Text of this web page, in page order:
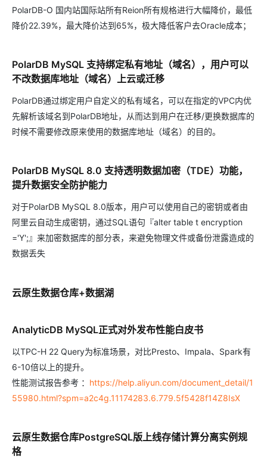
PolarDB-O 国内站国际站所有Reion所有规格进行大幅降价，最低
降价22.39%，最大降价达到65%，极大降低客户去Oracle成本；
PolarDB MySQL 支持绑定私有地址（域名），用户可以
不改数据库地址（域名）上云或迁移
PolarDB通过绑定用户自定义的私有域名，可以在指定的VPC内优
先解析该域名到PolarDB地址，从而达到用户在迁移/更换数据库的
时候不需要修改原来使用的数据库地址（域名）的目的。
PolarDB MySQL 8.0 支持透明数据加密（TDE）功能，
提升数据安全防护能力
对于PolarDB MySQL 8.0版本，用户可以使用自己的密钥或者由
阿里云自动生成密钥，通过SQL语句『alter table t encryption
='Y';』来加密数据库的部分表，来避免物理文件或备份泄露造成的
数据丢失
云原生数据仓库+数据湖
AnalyticDB MySQL正式对外发布性能白皮书
以TPC-H 22 Query为标准场景，对比Presto、Impala、Spark有
6-10倍以上的提升。
性能测试报告参考 ： https://help.aliyun.com/document_detail/1
55980.html?spm=a2c4g.11174283.6.779.5f5428f14Z8IsX
云原生数据仓库PostgreSQL版上线存储计算分离实例规
格